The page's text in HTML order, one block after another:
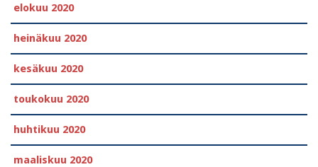
elokuu 2020
heinäkuu 2020
kesäkuu 2020
toukokuu 2020
huhtikuu 2020
maaliskuu 2020